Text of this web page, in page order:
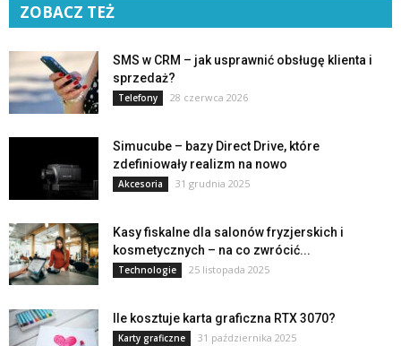
ZOBACZ TEŻ
SMS w CRM – jak usprawnić obsługę klienta i
sprzedaż?
Telefony 28 czerwca 2026
Simucube – bazy Direct Drive, które
zdefiniowały realizm na nowo
Akcesoria 31 grudnia 2025
Kasy fiskalne dla salonów fryzjerskich i
kosmetycznych – na co zwrócić...
Technologie 25 listopada 2025
Ile kosztuje karta graficzna RTX 3070?
Karty graficzne 31 października 2025